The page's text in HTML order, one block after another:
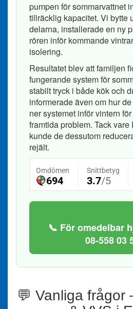
pumpen för sommarvattnet
tillräcklig kapacitet. Vi bytte
delarna, installerade en ny
rören inför kommande
isolering.
Resultatet blev att familjen
fungerande system för
stabilt tryck i både kök och
informerade även om hur
ner systemet inför vintern
framtida problem. Tack vare
kunde de dessutom
rejält.
📞 För omedelbar
08-558 03
💬 Vanliga frågor